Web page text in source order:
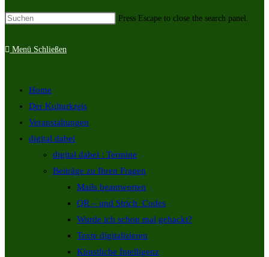
Press Escape to close the search panel.
Menü Schließen
Home
Der Kulturkreis
Veranstaltungen
digital dabei
digital dabei : Termine
Beiträge zu Ihren Fragen
Mails beantworten
QR – und Strich_Codes
Wurde ich schon mal gehackt?
Texte digitalisieren
Künstliche Intelligenz
Funktionalität
und den Aufbau
verstehen.
Experience
In order for
our website
during your